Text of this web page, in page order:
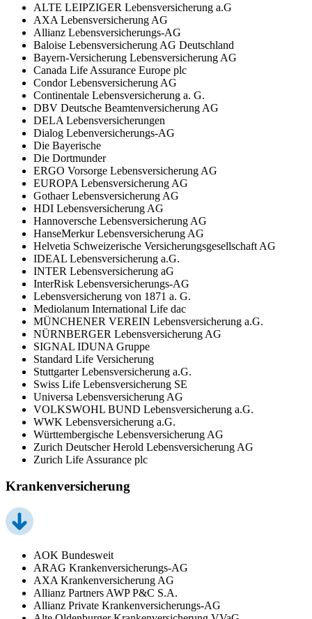
ALTE LEIPZIGER Lebensversicherung a.G
AXA Lebensversicherung AG
Allianz Lebensversicherungs-AG
Baloise Lebensversicherung AG Deutschland
Bayern-Versicherung Lebensversicherung AG
Canada Life Assurance Europe plc
Condor Lebensversicherung AG
Continentale Lebensversicherung a. G.
DBV Deutsche Beamtenversicherung AG
DELA Lebensversicherungen
Dialog Lebenversicherungs-AG
Die Bayerische
Die Dortmunder
ERGO Vorsorge Lebensversicherung AG
EUROPA Lebensversicherung AG
Gothaer Lebensversicherung AG
HDI Lebensversicherung AG
Hannoversche Lebensversicherung AG
HanseMerkur Lebensversicherung AG
Helvetia Schweizerische Versicherungsgesellschaft AG
IDEAL Lebensversicherung a.G.
INTER Lebensversicherung aG
InterRisk Lebensversicherungs-AG
Lebensversicherung von 1871 a. G.
Mediolanum International Life dac
MÜNCHENER VEREIN Lebensversicherung a.G.
NÜRNBERGER Lebensversicherung AG
SIGNAL IDUNA Gruppe
Standard Life Versicherung
Stuttgarter Lebensversicherung a.G.
Swiss Life Lebensversicherung SE
Universa Lebensversicherung AG
VOLKSWOHL BUND Lebensversicherung a.G.
WWK Lebensversicherung a.G.
Württembergische Lebensversicherung AG
Zurich Deutscher Herold Lebensversicherung AG
Zurich Life Assurance plc
Krankenversicherung
AOK Bundesweit
ARAG Krankenversicherungs-AG
AXA Krankenversicherung AG
Allianz Partners AWP P&C S.A.
Allianz Private Krankenversicherungs-AG